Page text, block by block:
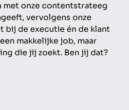
met onze contentstrateeg
vervolgens onze
bij de executie én de klant
makkelijke job, maar
die jij zoekt. Ben jij dat?